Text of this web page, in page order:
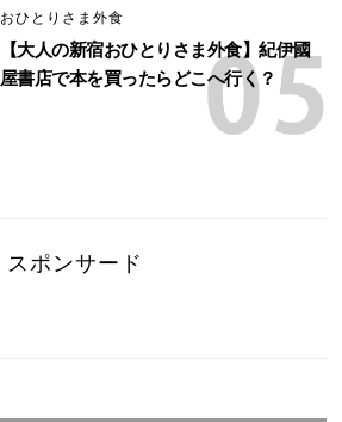
おひとりさま外食
【大人の新宿おひとりさま外食】紀伊國
屋書店で本を買ったらどこへ行く？
スポンサード